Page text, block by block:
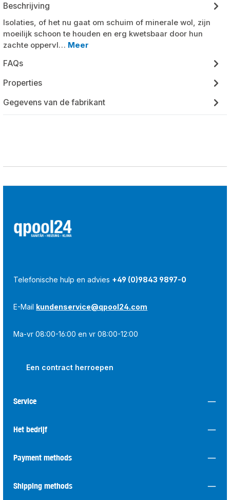
Beschrijving
Isolaties, of het nu gaat om schuim of minerale wol, zijn
moeilijk schoon te houden en erg kwetsbaar door hun
zachte oppervl… Meer
FAQs
Properties
Gegevens van de fabrikant
Telefonische hulp en advies +49 (0)9843 9897-0
E-Mail kundenservice@qpool24.com
Ma-vr 08:00-16:00 en vr 08:00-12:00
Een contract herroepen
Service
Het bedrijf
Payment methods
Shipping methods